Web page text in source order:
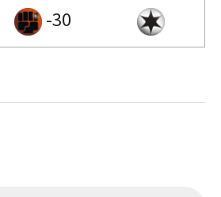
-30